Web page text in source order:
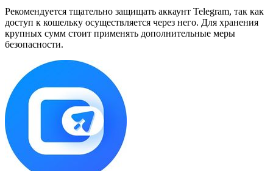
Рекомендуется тщательно защищать аккаунт Telegram, так как
доступ к кошельку осуществляется через него. Для хранения
крупных сумм стоит применять дополнительные меры
безопасности.